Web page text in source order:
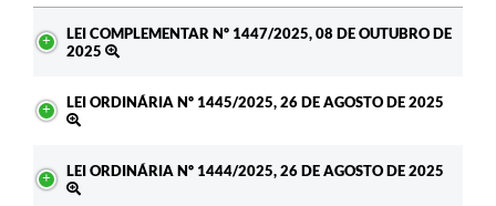
LEI COMPLEMENTAR Nº 1447/2025, 08 DE OUTUBRO DE
2025
LEI ORDINÁRIA Nº 1445/2025, 26 DE AGOSTO DE 2025
LEI ORDINÁRIA Nº 1444/2025, 26 DE AGOSTO DE 2025